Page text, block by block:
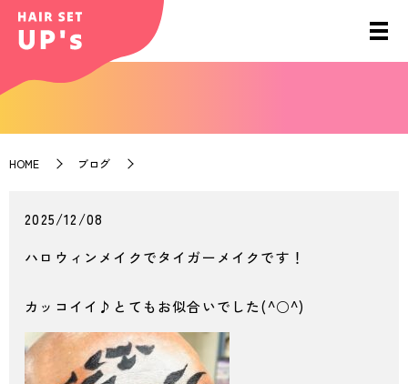
HOME ブログ
2025/12/08
ハロウィンメイクでタイガーメイクです！
カッコイイ♪とてもお似合いでした(^○^)